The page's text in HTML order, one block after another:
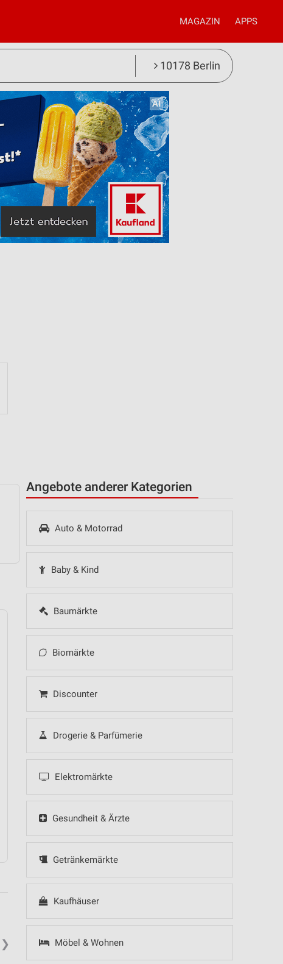
MAGAZIN APPS
10178 Berlin
Angebote anderer Kategorien
Auto & Motorrad
Baby & Kind
Baumärkte
Biomärkte
Discounter
Drogerie & Parfümerie
Elektromärkte
Gesundheit & Ärzte
Getränkemärkte
Kaufhäuser
Möbel & Wohnen
❯